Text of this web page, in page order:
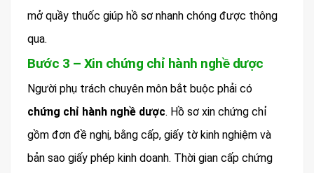
mở quầy thuốc giúp hồ sơ nhanh chóng được thông
qua.
Bước 3 – Xin chứng chỉ hành nghề dược
Người phụ trách chuyên môn bắt buộc phải có
chứng chỉ hành nghề dược. Hồ sơ xin chứng chỉ
gồm đơn đề nghị, bằng cấp, giấy tờ kinh nghiệm và
bản sao giấy phép kinh doanh. Thời gian cấp chứng